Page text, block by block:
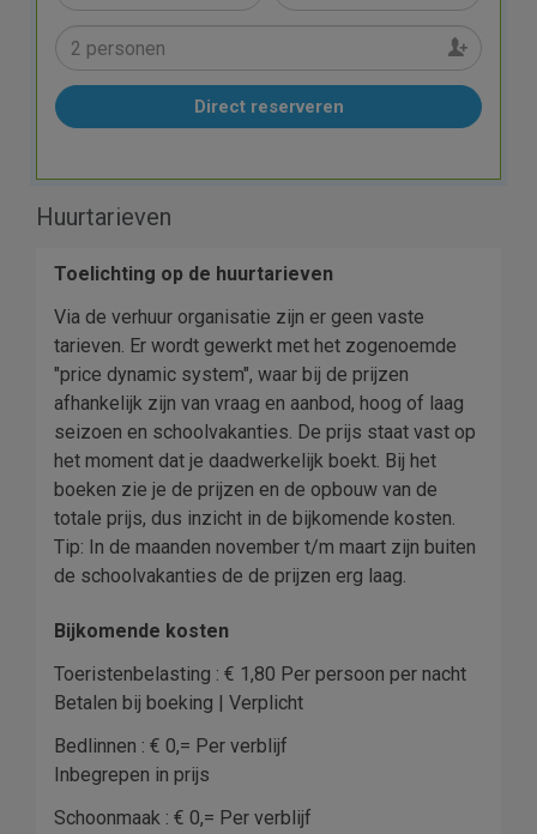
Direct reserveren
Huurtarieven
Toelichting op de huurtarieven
Via de verhuur organisatie zijn er geen vaste
tarieven. Er wordt gewerkt met het zogenoemde
"price dynamic system", waar bij de prijzen
afhankelijk zijn van vraag en aanbod, hoog of laag
seizoen en schoolvakanties. De prijs staat vast op
het moment dat je daadwerkelijk boekt. Bij het
boeken zie je de prijzen en de opbouw van de
totale prijs, dus inzicht in de bijkomende kosten.
Tip: In de maanden november t/m maart zijn buiten
de schoolvakanties de de prijzen erg laag.
Bijkomende kosten
Toeristenbelasting : € 1,80 Per persoon per nacht
Betalen bij boeking | Verplicht
Bedlinnen : € 0,= Per verblijf
Inbegrepen in prijs
Schoonmaak : € 0,= Per verblijf